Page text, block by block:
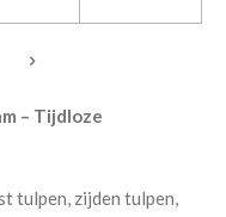
– Tijdloze
tulpen, zijden tulpen,